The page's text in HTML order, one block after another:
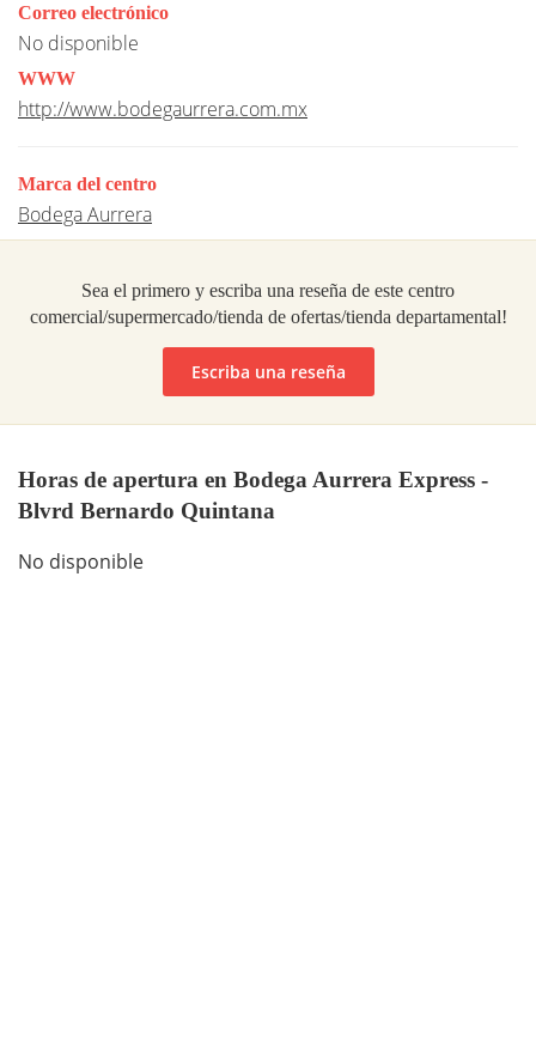
Correo electrónico
No disponible
WWW
http://www.bodegaurrera.com.mx
Marca del centro
Bodega Aurrera
Sea el primero y escriba una reseña de este centro
comercial/supermercado/tienda de ofertas/tienda departamental!
Escriba una reseña
Horas de apertura en Bodega Aurrera Express -
Blvrd Bernardo Quintana
No disponible